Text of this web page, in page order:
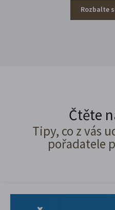
Rozbalte
Čtěte
Tipy, co z vás
pořadatele